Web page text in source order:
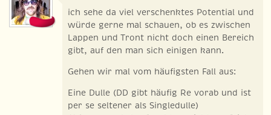
ich sehe da viel verschenktes Potential und
würde gerne mal schauen, ob es zwischen
Lappen und Tront nicht doch einen Bereich
gibt, auf den man sich einigen kann.
Gehen wir mal vom häufigsten Fall aus:
Eine Dulle (DD gibt häufig Re vorab und ist
per se seltener als Singledulle)